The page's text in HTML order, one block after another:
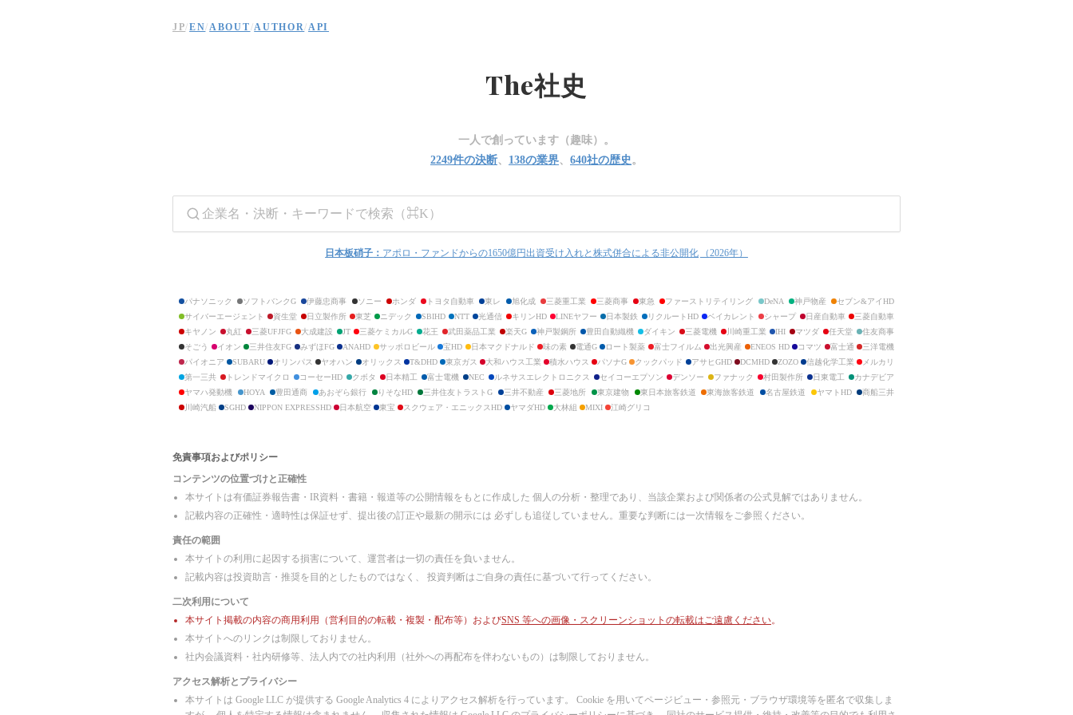
JP/EN/ABOUT/AUTHOR/API
The社史
一人で創っています（趣味）。
2249件の決断、 138の業界、 640社の歴史。
日本板硝子 ： アポロ・ファンドからの1650億円出資受け入れと株式併合による非公開化 （2026年）
パナソニック ソフトバンクG 伊藤忠商事 ソニー ホンダ トヨタ自動車 東レ 旭化成 三菱重工業 三菱商事 東急 ファーストリテイリング DeNA 神戸物産
セブン&アイHD
サイバーエージェント
資生堂 日立製作所 東芝 ニデック SBIHD NTT 光通信 キリンHD LINEヤフー 日本製鉄 リクルートHD ベイカレント シャープ 日産自動車
三菱自動車
キヤノン
丸紅 三菱UFJFG 大成建設 JT 三菱ケミカルG 花王 武田薬品工業 楽天G 神戸製鋼所 豊田自動織機 ダイキン 三菱電機 川崎重工業 IHI マツダ 任天堂
住友商事
そごう
イオン 三井住友FG みずほFG ANAHD サッポロビール 宝HD 日本マクドナルド 味の素 電通G ロート製薬 富士フイルム 出光興産 ENEOS HD コマツ 富士通
三洋電機
パイオニア
SUBARU オリンパス ヤオハン オリックス T&DHD 東京ガス 大和ハウス工業 積水ハウス パソナG クックパッド アサヒGHD DCMHD ZOZO 信越化学工業
メルカリ
第一三共
トレンドマイクロ コーセーHD クボタ 日本精工 富士電機 NEC ルネサスエレクトロニクス セイコーエプソン デンソー ファナック 村田製作所 日東電工
カナデビア
ヤマハ発動機
HOYA 豊田通商 あおぞら銀行 りそなHD 三井住友トラストG 三井不動産 三菱地所 東京建物 東日本旅客鉄道 東海旅客鉄道 名古屋鉄道 ヤマトHD
商船三井
川崎汽船
SGHD NIPPON EXPRESSHD 日本航空 東宝 スクウェア・エニックスHD ヤマダHD 大林組 MIXI 江崎グリコ
免責事項およびポリシー
コンテンツの位置づけと正確性
本サイトは有価証券報告書・IR資料・書籍・報道等の公開情報をもとに作成した 個人の分析・整理であり、当該企業および関係者の公式見解ではありません。
記載内容の正確性・適時性は保証せず、提出後の訂正や最新の開示には 必ずしも追従していません。重要な判断には一次情報をご参照ください。
責任の範囲
本サイトの利用に起因する損害について、運営者は一切の責任を負いません。
記載内容は投資助言・推奨を目的としたものではなく、 投資判断はご自身の責任に基づいて行ってください。
二次利用について
本サイト掲載の内容の商用利用（営利目的の転載・複製・配布等）およびSNS 等への画像・スクリーンショットの転載はご遠慮ください。
本サイトへのリンクは制限しておりません。
社内会議資料・社内研修等、法人内での社内利用（社外への再配布を伴わないもの）は制限しておりません。
アクセス解析とプライバシー
本サイトは Google LLC が提供する Google Analytics 4 によりアクセス解析を行っています。 Cookie を用いてページビュー・参照元・ブラウザ環境等を匿名で収集しま